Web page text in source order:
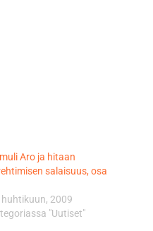
Aro ja hitaan
salaisuus, osa
huhtikuun, 2009
"Uutiset"